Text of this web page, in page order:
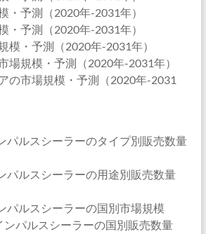
・予測（2020年-2031年）
・予測（2020年-2031年）
模・予測（2020年-2031年）
場規模・予測（2020年-2031年）
の市場規模・予測（2020年-2031
パルスシーラーのタイプ別販売数量
パルスシーラーの用途別販売数量
パルスシーラーの国別市場規模
ンパルスシーラーの国別販売数量